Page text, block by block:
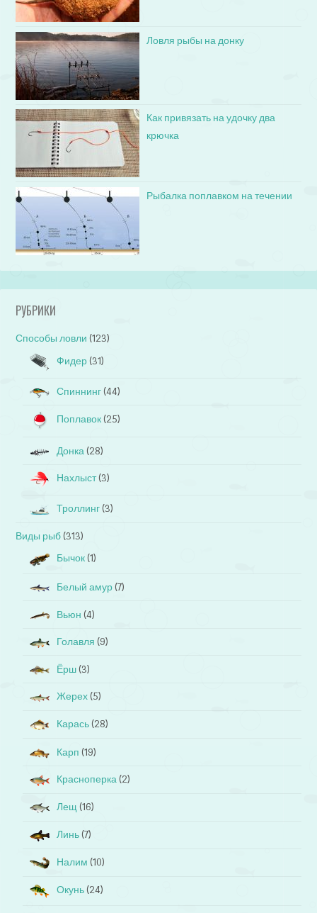
Ловля рыбы на донку
Как привязать на удочку два
крючка
Рыбалка поплавком на течении
РУБРИКИ
Способы ловли (123)
Фидер (31)
Спиннинг (44)
Поплавок (25)
Донка (28)
Нахлыст(3)
Троллинг (3)
Виды рыб (313)
Бычок (1)
Белый амур (7)
Вьюн (4)
Голавля (9)
Ёрш (3)
Жерех (5)
Карась (28)
Карп (19)
Красноперка (2)
Лещ (16)
Линь (7)
Налим (10)
Окунь (24)